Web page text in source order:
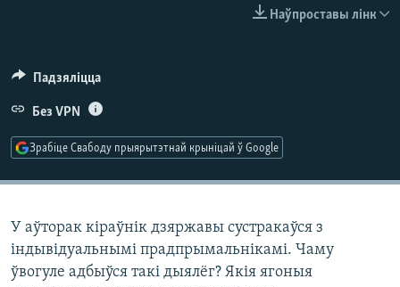
Наўпроставы лінк
Падзяліцца
Без VPN
Зрабіце Свабоду прыярытэтнай крыніцай ў Google
У аўторак кіраўнік дзяржавы сустракаўся з
індывідуальнымі прадпрымальнікамі. Чаму
ўвогуле адбыўся такі дыялёг? Якія ягоныя